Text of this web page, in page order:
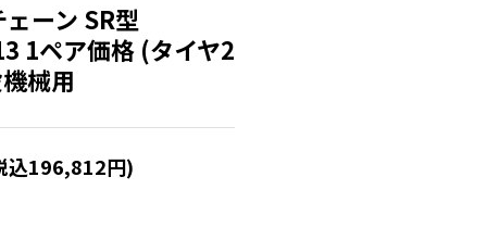
ーン SR型
1ペア価格 (タイヤ2
械用
196,812円)